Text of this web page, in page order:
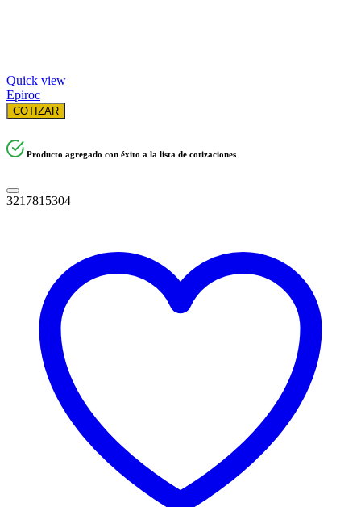
Quick view
Epiroc
COTIZAR
Producto agregado con éxito a la lista de cotizaciones
3217815304